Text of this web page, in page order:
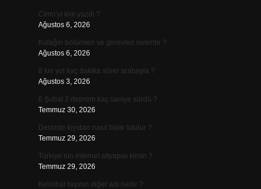
Cimri’yi kim yazdı ?
Ağustos 6, 2026
Kulağın bölümleri ve görevleri nelerdir ?
Ağustos 6, 2026
8 km yol kaç dakika sürer arabayla ?
Ağustos 3, 2026
6 Şubat 2 deprem kaç saniye sürdü ?
Temmuz 30, 2026
Denizde kıyıdan nasıl balık tutulur ?
Temmuz 29, 2026
Türkiye’nin internet altyapısı kimin ?
Temmuz 29, 2026
Kehribar taşının diğer adı nedir ?